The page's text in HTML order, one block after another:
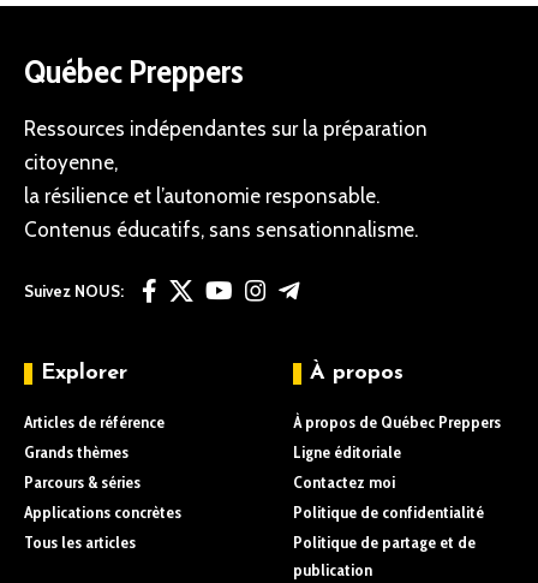
Québec Preppers
Ressources indépendantes sur la préparation
citoyenne,
la résilience et l’autonomie responsable.
Contenus éducatifs, sans sensationnalisme.
Suivez NOUS:
Explorer
Articles de référence
Grands thèmes
Parcours & séries
Applications concrètes
Tous les articles
À propos
À propos de Québec Preppers
Ligne éditoriale
Contactez moi
Politique de confidentialité
Politique de partage et de
publication